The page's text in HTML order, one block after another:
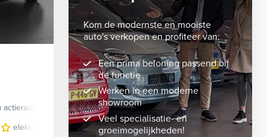
lichtmetalen velgen 10-spaaks 21" metaalkleur
Elektrisch
elektrisch glazen panorama-dak lederen bekleding
Kom de modernste en mooiste
auto's verkopen en profiteer van:
Een prima beloning passend bij
de functie
Werken in een moderne
showroom
Veel specialisatie- en
groeimogelijkheden!